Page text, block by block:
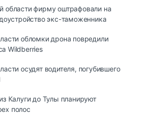
области фирму оштрафовали на
экс-таможенника
обломки дрона повредили
Wildberries
осудят водителя, погубившего
Калуги до Тулы планируют
полос